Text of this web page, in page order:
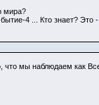
мира?
4 ... Кто знает? Это -
мы наблюдаем как